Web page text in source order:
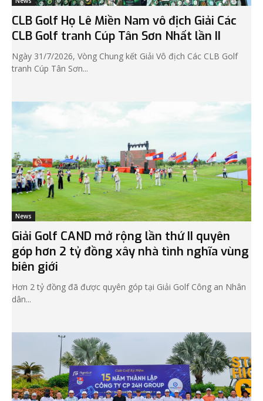
CLB Golf Họ Lê Miền Nam vô địch Giải Các
CLB Golf tranh Cúp Tân Sơn Nhất lần II
Ngày 31/7/2026, Vòng Chung kết Giải Vô địch Các CLB Golf
tranh Cúp Tân Sơn...
News
Giải Golf CAND mở rộng lần thứ II quyên
góp hơn 2 tỷ đồng xây nhà tình nghĩa vùng
biên giới
Hơn 2 tỷ đồng đã được quyên góp tại Giải Golf Công an Nhân
dân...